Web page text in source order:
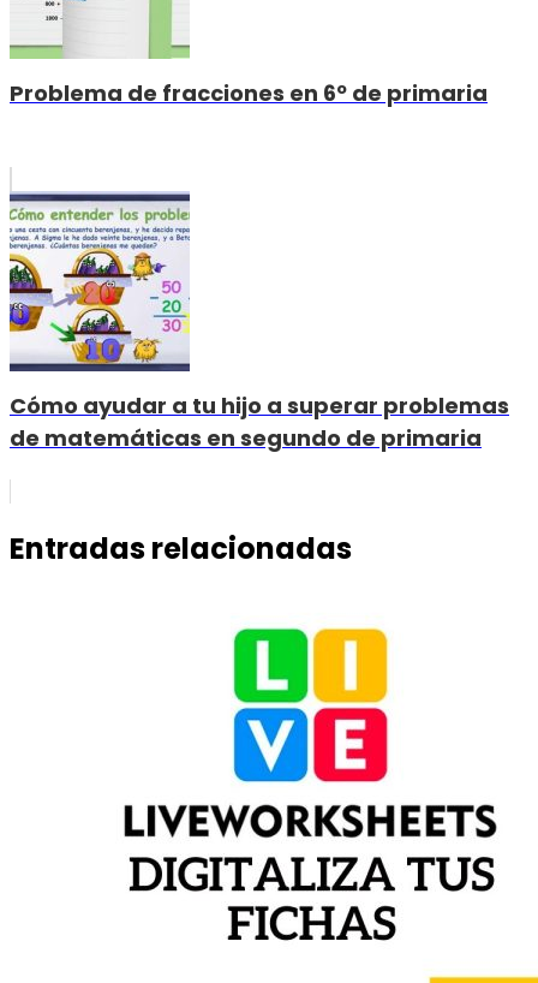
Problema de fracciones en 6º de primaria
Cómo ayudar a tu hijo a superar problemas
de matemáticas en segundo de primaria
Entradas relacionadas